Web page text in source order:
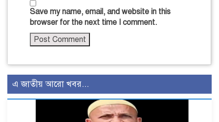
Save my name, email, and website in this
browser for the next time I comment.
এ জাতীয় আরো খবর...